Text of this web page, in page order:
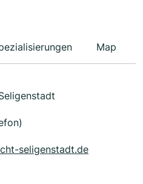
Map
seligenstadt.de